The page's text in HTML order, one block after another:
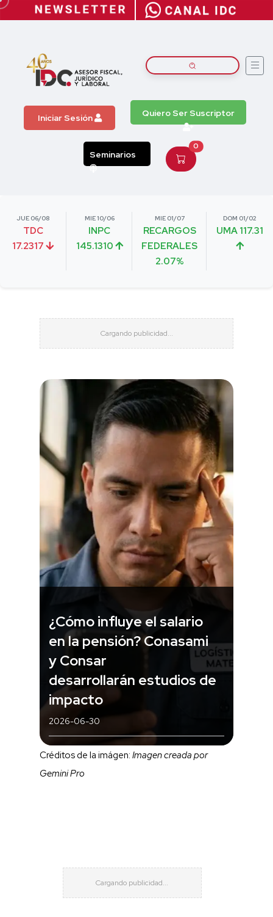
Iniciar Sesión Quiero Ser Suscriptor
Seminarios
0
JUE 06/08
TDC
17.2317
MIE 10/06
INPC
145.1310
MIE 01/07
RECARGOS
FEDERALES
2.07%
DOM 01/02
UMA 117.31
¿Cómo influye el salario
en la pensión? Conasami
y Consar
desarrollarán estudios de
impacto
2026-06-30
Créditos de la imágen: Imagen creada por
Gemini Pro